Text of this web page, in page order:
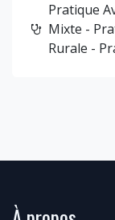
Pratique
Mixte -
Rurale -